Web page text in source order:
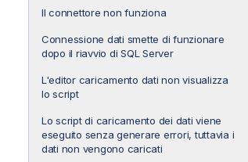
Il connettore non funziona
Connessione dati smette di funzionare
dopo il riavvio di SQL Server
L'editor caricamento dati non visualizza
lo script
Lo script di caricamento dei dati viene
eseguito senza generare errori, tuttavia i
dati non vengono caricati